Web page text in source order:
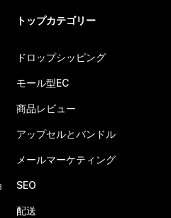
トップカテゴリー
ドロップシッピング
モール型EC
商品レビュー
アップセルとバンドル
メールマーケティング
SEO
配送